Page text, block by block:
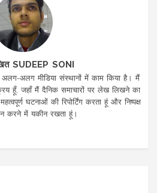
SUDEEP SONI
अलग मीडिया संस्थानों में काम किया है। मैं
हूँ, जहाँ मैं दैनिक समाचारों पर लेख लिखने का
घटनाओं की रिपोर्टिंग करता हूं और निष्पक्ष
करने में यकीन रखता हूं।